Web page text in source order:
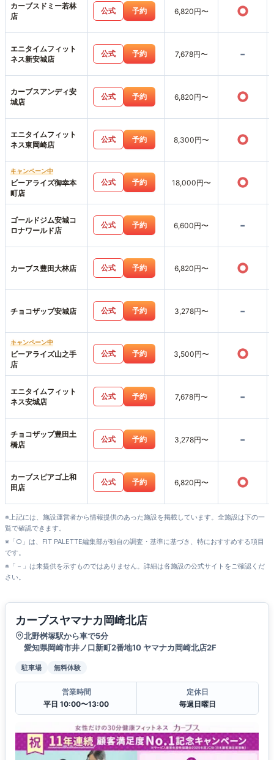
カーブスドミー若林
店
公式 予約 6,820円〜 ○
エニタイムフィット
ネス新安城店
公式 予約 7,678円〜 -
カーブスアンディ安
城店
公式 予約 6,820円〜 ○
エニタイムフィット
ネス東岡崎店
公式 予約 8,300円〜 ○
キャンペーン中
ビーアライズ御幸本
町店
公式 予約 18,000円〜 ○
ゴールドジム安城コ
ロナワールド店
公式 予約 6,600円〜 -
カーブス豊田大林店 公式 予約 6,820円〜 ○
チョコザップ安城店 公式 予約 3,278円〜 -
キャンペーン中
ビーアライズ山之手
店
公式 予約 3,500円〜 ○
エニタイムフィット
ネス安城店
公式 予約 7,678円〜 -
チョコザップ豊田土
橋店
公式 予約 3,278円〜 -
カーブスピアゴ上和
田店
公式 予約 6,820円〜 ○
※上記には、施設運営者から情報提供のあった施設を掲載しています。全施設は下の一
覧で確認できます。
※「○」は、FIT PALETTE編集部が独自の調査・基準に基づき、特におすすめする項目
です。
※「－」は未提供を示すものではありません。詳細は各施設の公式サイトをご確認くだ
さい。
カーブスヤマナカ岡崎北店
北野桝塚駅から車で5分
愛知県岡崎市井ノ口新町2番地10 ヤマナカ岡崎北店2F
駐車場 無料体験
営業時間
平日 10:00〜13:00
定休日
毎週日曜日